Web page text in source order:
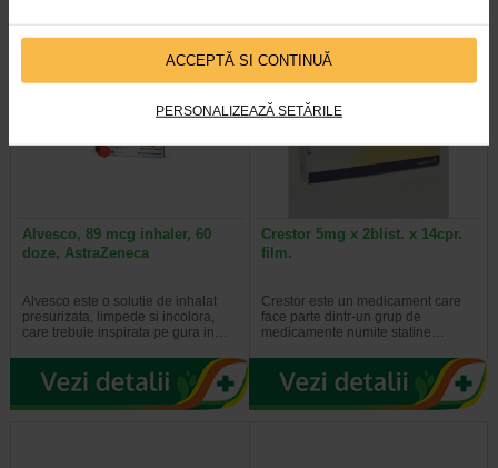
ACCEPTĂ SI CONTINUĂ
PERSONALIZEAZĂ SETĂRILE
Alvesco, 89 mcg inhaler, 60
doze, AstraZeneca
Alvesco este o solutie de inhalat
presurizata, limpede si incolora,
care trebuie inspirata pe gura in…
Crestor 5mg x 2blist. x 14cpr.
film.
Crestor este un medicament care
face parte dintr-un grup de
medicamente numite statine…